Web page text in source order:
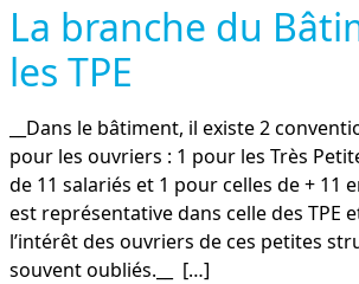
La branche du
les TPE
__Dans le bâtiment, il existe 2
pour les ouvriers : 1 pour les Très
de 11 salariés et 1 pour celles de + 11
est représentative dans celle des TPE
l’intérêt des ouvriers de ces petites
souvent oubliés.__
[…]